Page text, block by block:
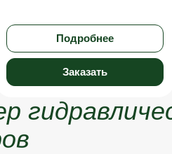
Подробнее
Заказать